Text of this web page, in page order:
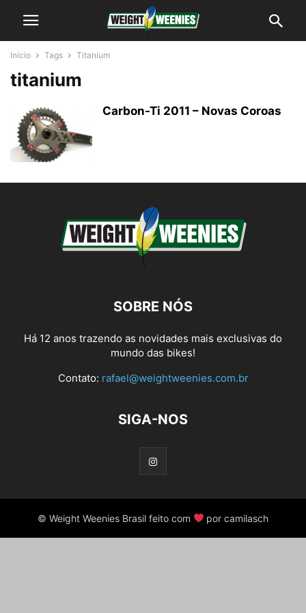
Início Tags Titanium
titanium
Carbon-Ti 2011 – Novas Coroas
SOBRE NÓS
Há 12 anos trazendo as novidades mais exclusivas do
mundo das bikes!
Contato: rafael@weightweenies.com.br
SIGA-NOS
© Weight Weenies Brasil feito com por camilasch